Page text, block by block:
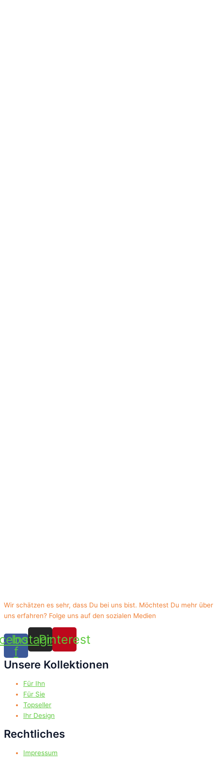
Wir schätzen es sehr, dass Du bei uns bist. Möchtest Du mehr über
uns erfahren? Folge uns auf den sozialen Medien
f
Instagram
Pinterest
Unsere Kollektionen
Für Ihn
Für Sie
Topseller
Ihr Design
Rechtliches
Impressum